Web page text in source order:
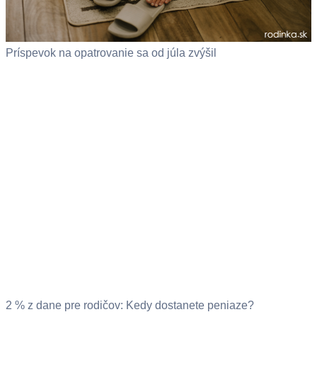
Príspevok na opatrovanie sa od júla zvýšil
2 % z dane pre rodičov: Kedy dostanete peniaze?